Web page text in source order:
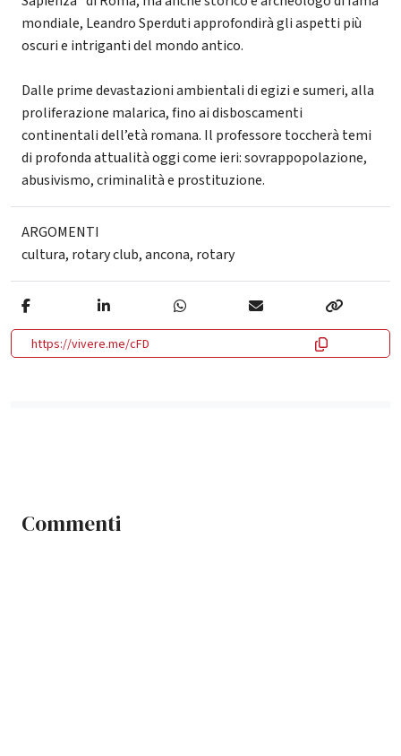
mondiale, Leandro Sperduti approfondirà gli aspetti più
oscuri e intriganti del mondo antico.
Dalle prime devastazioni ambientali di egizi e sumeri, alla
proliferazione malarica, fino ai disboscamenti
continentali dell’età romana. Il professore toccherà temi
di profonda attualità oggi come ieri: sovrappopolazione,
abusivismo, criminalità e prostituzione.
ARGOMENTI
cultura, rotary club,ancona, rotary
https://vivere.me/cFD
Commenti